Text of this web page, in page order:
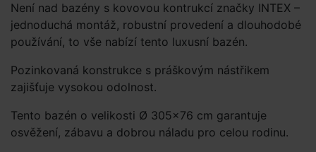
Není nad bazény s kovovou kontrukcí značky INTEX –
jednoduchá montáž, robustní provedení a dlouhodobé
používání, to vše nabízí tento luxusní bazén.
Pozinkovaná konstrukce s práškovým nástřikem
zajišťuje vysokou odolnost.
Tento bazén o velikosti Ø 305×76 cm garantuje
osvěžení, zábavu a dobrou náladu pro celou rodinu.